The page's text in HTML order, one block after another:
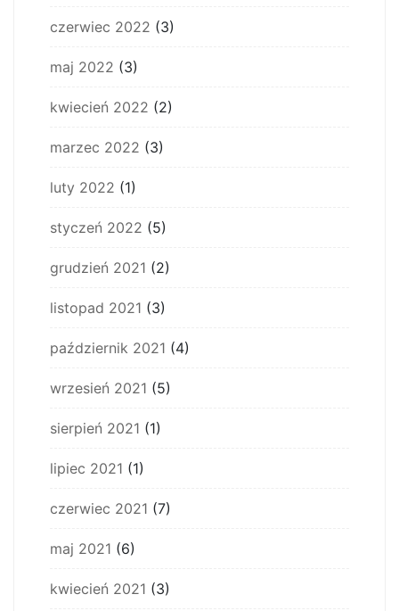
czerwiec 2022 (3)
maj 2022 (3)
kwiecień 2022 (2)
marzec 2022 (3)
luty 2022 (1)
styczeń 2022 (5)
grudzień 2021 (2)
listopad 2021 (3)
październik 2021 (4)
wrzesień 2021 (5)
sierpień 2021 (1)
lipiec 2021 (1)
czerwiec 2021 (7)
maj 2021 (6)
kwiecień 2021 (3)